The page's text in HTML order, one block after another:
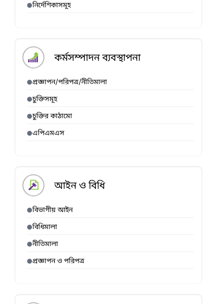
নির্দেশিকাসমূহ
কর্মসম্পাদন ব্যবস্থাপনা
প্রজ্ঞাপন/পরিপত্র/নীতিমালা
চুক্তিসমূহ
চুক্তির কাঠামো
এপিএমএস
আইন ও বিধি
বিভাগীয় আইন
বিধিমালা
নীতিমালা
প্রজ্ঞাপন ও পরিপত্র